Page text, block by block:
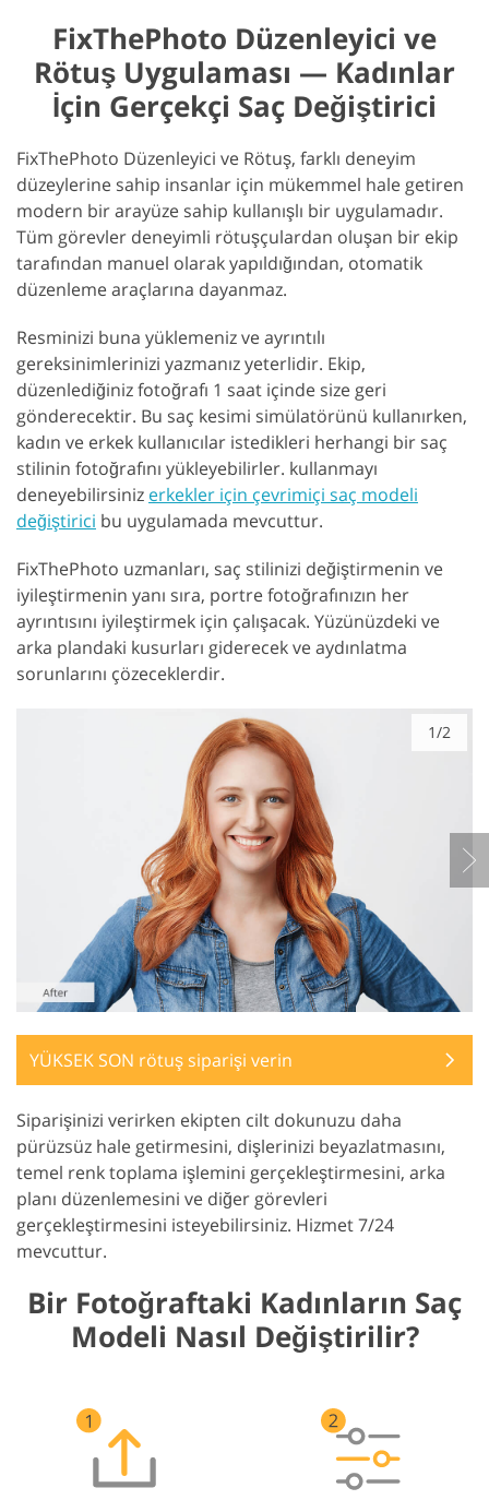
FixThePhoto Düzenleyici ve
Rötuş Uygulaması — Kadınlar
İçin Gerçekçi Saç Değiştirici
FixThePhoto Düzenleyici ve Rötuş, farklı deneyim
düzeylerine sahip insanlar için mükemmel hale getiren
modern bir arayüze sahip kullanışlı bir uygulamadır.
Tüm görevler deneyimli rötuşçulardan oluşan bir ekip
tarafından manuel olarak yapıldığından, otomatik
düzenleme araçlarına dayanmaz.
Resminizi buna yüklemeniz ve ayrıntılı
gereksinimlerinizi yazmanız yeterlidir. Ekip,
düzenlediğiniz fotoğrafı 1 saat içinde size geri
gönderecektir. Bu saç kesimi simülatörünü kullanırken,
kadın ve erkek kullanıcılar istedikleri herhangi bir saç
stilinin fotoğrafını yükleyebilirler. kullanmayı
deneyebilirsiniz erkekler için çevrimiçi saç modeli
değiştirici bu uygulamada mevcuttur.
FixThePhoto uzmanları, saç stilinizi değiştirmenin ve
iyileştirmenin yanı sıra, portre fotoğrafınızın her
ayrıntısını iyileştirmek için çalışacak. Yüzünüzdeki ve
arka plandaki kusurları giderecek ve aydınlatma
sorunlarını çözeceklerdir.
1/2
YÜKSEK SON rötuş siparişi verin
Siparişinizi verirken ekipten cilt dokunuzu daha
pürüzsüz hale getirmesini, dişlerinizi beyazlatmasını,
temel renk toplama işlemini gerçekleştirmesini, arka
planı düzenlemesini ve diğer görevleri
gerçekleştirmesini isteyebilirsiniz. Hizmet 7/24
mevcuttur.
Bir Fotoğraftaki Kadınların Saç
Modeli Nasıl Değiştirilir?